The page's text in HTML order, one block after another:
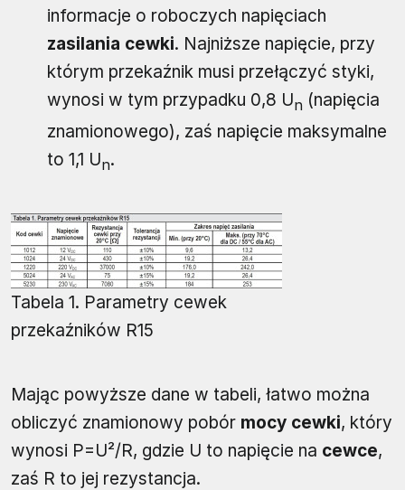
informacje o roboczych napięciach
zasilania cewki. Najniższe napięcie, przy
którym przekaźnik musi przełączyć styki,
wynosi w tym przypadku 0,8 Un (napięcia
znamionowego), zaś napięcie maksymalne
to 1,1 Un.
Tabela 1. Parametry cewek
przekaźników R15
Mając powyższe dane w tabeli, łatwo można
obliczyć znamionowy pobór mocy cewki, który
wynosi P=U²/R, gdzie U to napięcie na cewce,
zaś R to jej rezystancja.